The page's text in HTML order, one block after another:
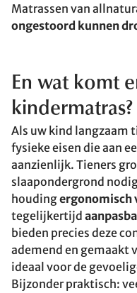
Matrassen van
ongestoord kunnen
En wat komt
kindermatras?
Als uw kind langzaam
fysieke eisen die aan
aanzienlijk. Tieners
slaapondergrond
houdingergonomisch
tegelijkertijd
bieden precies deze
ademend en gemaakt
ideaal voor de
Bijzonder praktisch: